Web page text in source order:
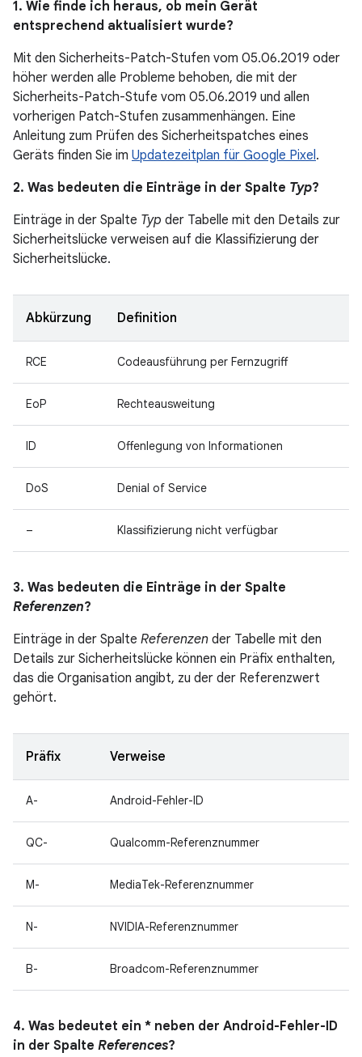
1. Wie finde ich heraus, ob mein Gerät
entsprechend aktualisiert wurde?
Mit den Sicherheits-Patch-Stufen vom 05.06.2019 oder
höher werden alle Probleme behoben, die mit der
Sicherheits-Patch-Stufe vom 05.06.2019 und allen
vorherigen Patch-Stufen zusammenhängen. Eine
Anleitung zum Prüfen des Sicherheitspatches eines
Geräts finden Sie im Updatezeitplan für Google Pixel.
2. Was bedeuten die Einträge in der Spalte Typ?
Einträge in der Spalte Typ der Tabelle mit den Details zur
Sicherheitslücke verweisen auf die Klassifizierung der
Sicherheitslücke.
Abkürzung Definition
RCE Codeausführung per Fernzugriff
EoP Rechteausweitung
ID Offenlegung von Informationen
DoS Denial of Service
– Klassifizierung nicht verfügbar
3. Was bedeuten die Einträge in der Spalte
Referenzen?
Einträge in der Spalte Referenzen der Tabelle mit den
Details zur Sicherheitslücke können ein Präfix enthalten,
das die Organisation angibt, zu der der Referenzwert
gehört.
Präfix Verweise
A- Android-Fehler-ID
QC- Qualcomm-Referenznummer
M- MediaTek-Referenznummer
N- NVIDIA-Referenznummer
B- Broadcom-Referenznummer
4. Was bedeutet ein * neben der Android-Fehler-ID
in der Spalte References?